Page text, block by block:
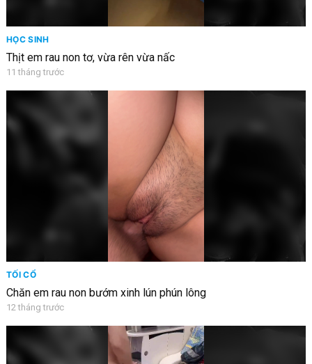
HỌC SINH
Thịt em rau non tơ, vừa rên vừa nấc
11 tháng trước
TỐI CỔ
Chăn em rau non bướm xinh lún phún lông
12 tháng trước